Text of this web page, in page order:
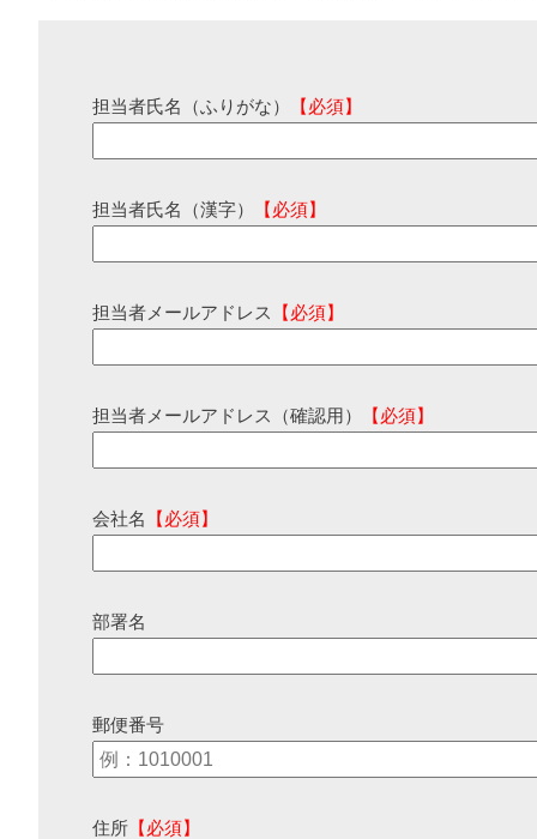
担当者氏名（ふりがな） 【必須】
担当者氏名（漢字） 【必須】
担当者メールアドレス 【必須】
担当者メールアドレス（確認用） 【必須】
会社名 【必須】
部署名
郵便番号
住所 【必須】